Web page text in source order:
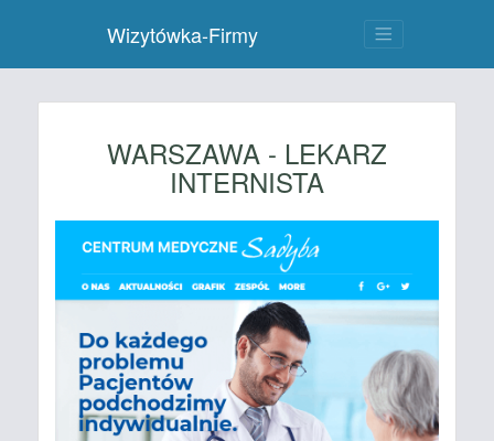
Wizytówka-Firmy
WARSZAWA - LEKARZ
INTERNISTA